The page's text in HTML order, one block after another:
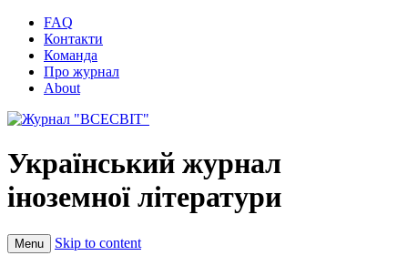
FAQ
Контакти
Команда
Про журнал
About
Український журнал
іноземної літератури
Menu Skip to content